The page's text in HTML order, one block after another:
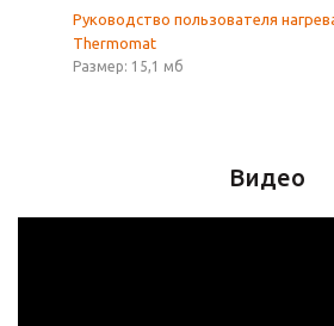
Руководство пользователя
Thermomat
Размер: 15,1 мб
Видео